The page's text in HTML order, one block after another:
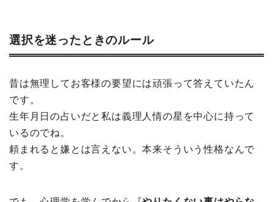
選択を迷ったときのルール
昔は無理してお客様の要望には頑張って答えていたん
です。
生年月日の占いだと私は義理人情の星を中心に持って
いるのでね。
頼まれると嫌とは言えない。本来そういう性格なんで
す。